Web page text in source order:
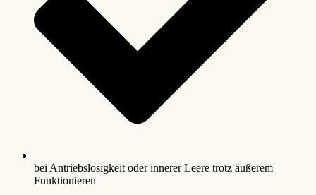
bei Antriebslosigkeit oder innerer Leere trotz äußerem
Funktionieren